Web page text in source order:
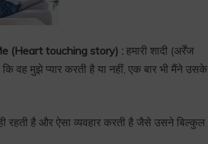
(Heart touching story) : हमारी शादी (अर्रेंज
वह मुझे प्यार करती है या नहीं, एक बार भी मैंने उसके
रहती है और ऐसा व्यवहार करती है जैसे उसने बिल्कुल